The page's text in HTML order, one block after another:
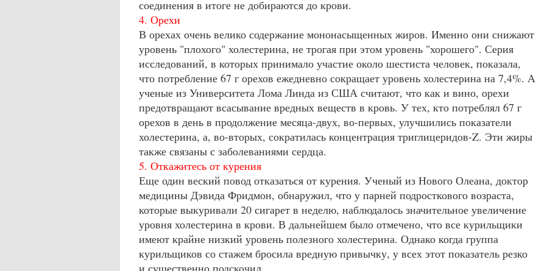
соединения в итоге не добираются до крови.
4. Орехи
В орехах очень велико содержание мононасыщенных жиров. Именно они снижают
уровень "плохого" холестерина, не трогая при этом уровень "хорошего". Серия
исследований, в которых принимало участие около шестиста человек, показала,
что потребление 67 г орехов ежедневно сокращает уровень холестерина на 7,4%. А
ученые из Университета Лома Линда из США считают, что как и вино, орехи
предотвращают всасывание вредных веществ в кровь. У тех, кто потреблял 67 г
орехов в день в продолжение месяца-двух, во-первых, улучшились показатели
холестерина, а, во-вторых, сократилась концентрация триглицеридов-Z. Эти жиры
также связаны с заболеваниями сердца.
5. Откажитесь от курения
Еще один веский повод отказаться от курения. Ученый из Нового Олеана, доктор
медицины Дэвида Фридмон, обнаружил, что у парней подросткового возраста,
которые выкуривали 20 сигарет в неделю, наблюдалось значительное увеличение
уровня холестерина в крови. В дальнейшем было отмечено, что все курильщики
имеют крайне низкий уровень полезного холестерина. Однако когда группа
курильщиков со стажем бросила вредную привычку, у всех этот показатель резко
и существенно подскочил.